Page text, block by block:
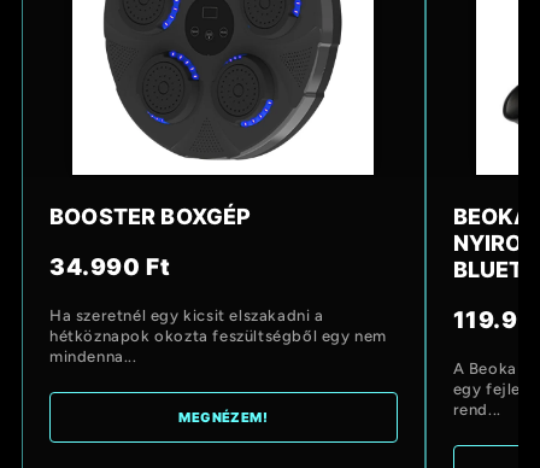
BOOSTER BOXGÉP
34.990 Ft
Ha szeretnél egy kicsit elszakadni a
hétköznapok okozta feszültségből egy nem
mindenna...
MEGNÉZEM!
BEOKA
A Beoka
egy fejlett,
rend...